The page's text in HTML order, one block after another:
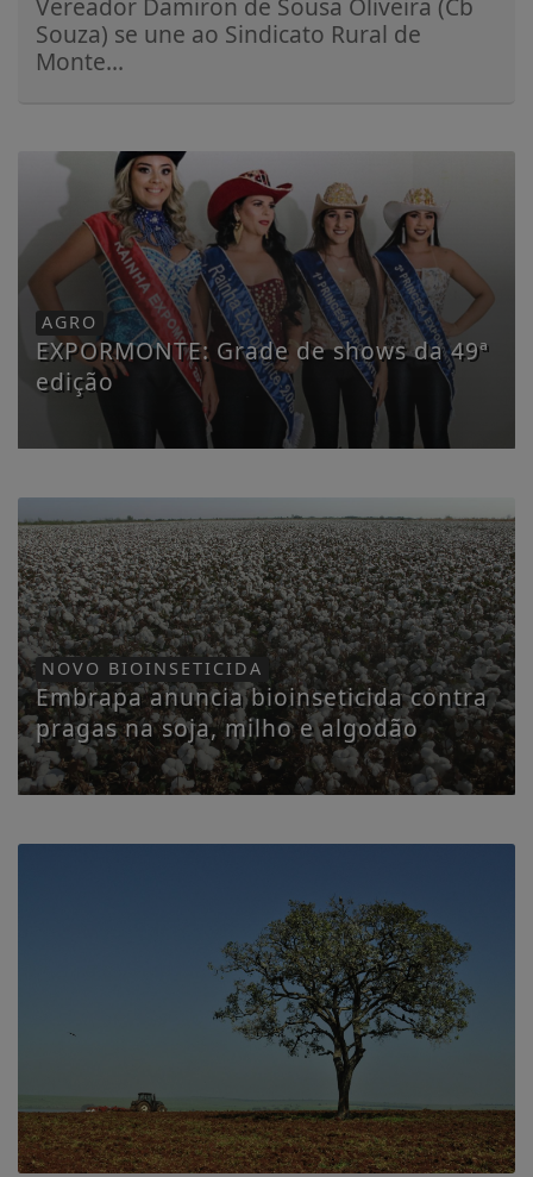
Souza) se une ao Sindicato Rural de
Monte...
AGRO
EXPORMONTE: Grade de shows da 49ª
edição
NOVO BIOINSETICIDA
Embrapa anuncia bioinseticida contra
pragas na soja, milho e algodão